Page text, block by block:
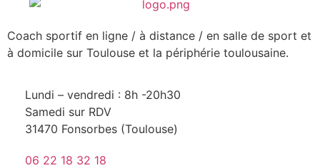
Coach sportif en ligne / à distance / en salle de sport et
à domicile sur Toulouse et la périphérie toulousaine.
Lundi – vendredi : 8h -20h30
Samedi sur RDV
31470 Fonsorbes (Toulouse)
06 22 18 32 18